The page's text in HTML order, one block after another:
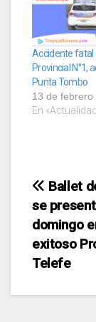
Accidente fatal
Provincial N°1,
Punta Tombo
13 de febrero
En
de
Ballet
se
domingo
exitoso
Telefe